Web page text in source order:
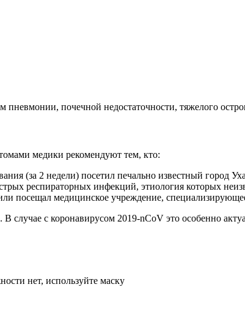
пневмонии, почечной недостаточности, тяжелого
медики рекомендуют тем, кто:
(за 2 недели) посетил печально известный город
респираторных инфекций, этиология которых
посещал медицинское учреждение,
случае с коронавирусом 2019-nCoV это особенно
нет, используйте маску